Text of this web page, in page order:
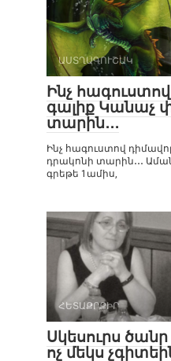
ԱՍՏՂԱԳՈՒՇԱԿ
Ինչ
գալիք Կանաչ
տարին․․․
Ինչ հագուստով
դրակոնի տարին․․․
գրեթե 1ամիս,
ՀԵՏԱՔՐՔԻՐ
Սկեսուրս
ոչ մեկս